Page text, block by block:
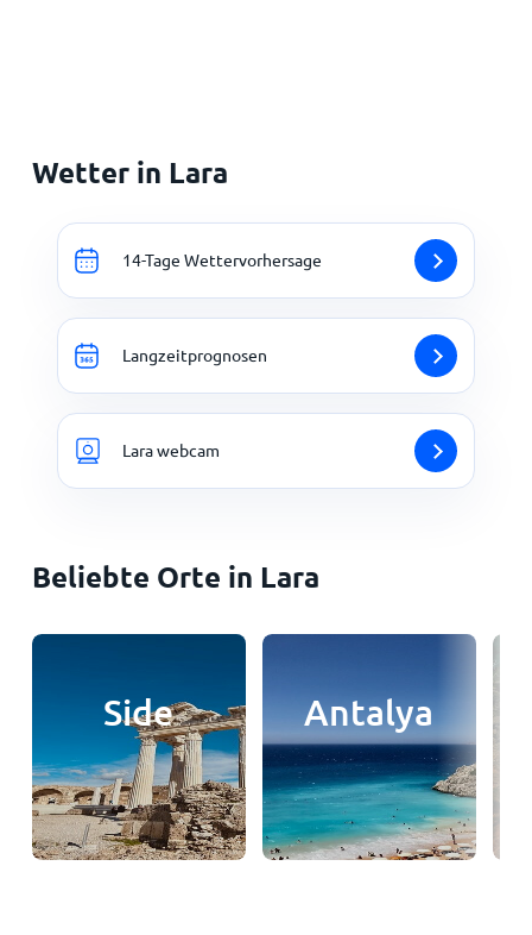
Wetter in Lara
14-Tage Wettervorhersage
Langzeitprognosen
Lara webcam
Beliebte Orte in Lara
Side Antalya